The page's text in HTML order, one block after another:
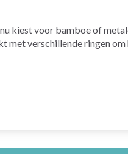
kiest voor bamboe of
verschillende ringen